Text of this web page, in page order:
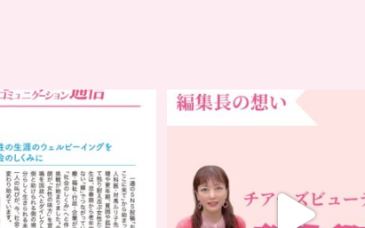
..
ケーション通信とは
...
8 0
…
チアーズビューティー誕生秘話